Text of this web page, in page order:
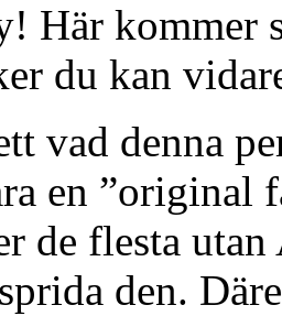
Här kommer
du kan
vad denna
en ”original
de flesta
den.